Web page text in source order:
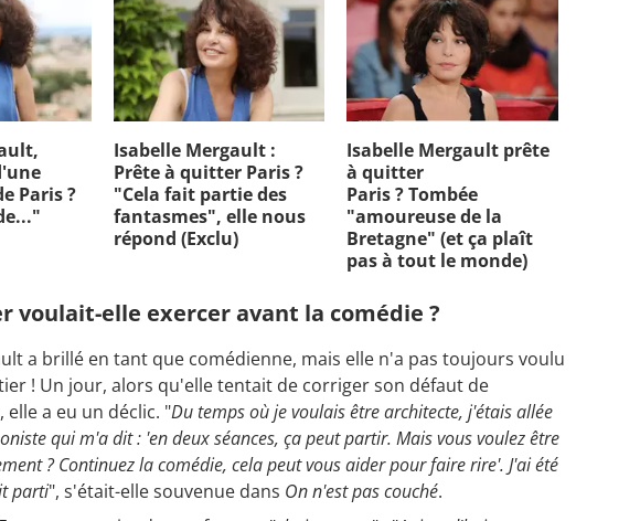
Paris ?
Isabelle Mergault :
Prête à quitter Paris ?
"Cela fait partie des
fantasmes", elle nous
répond (Exclu)
Isabelle Mergault prête
à quitter
Paris ? Tombée
"amoureuse de la
Bretagne" (et ça plaît
pas à tout le monde)
voulait-elle exercer avant la comédie ?
a brillé en tant que comédienne, mais elle n'a pas toujours voulu
! Un jour, alors qu'elle tentait de corriger son défaut de
a eu un déclic. "Du temps où je voulais être architecte, j'étais allée
qui m'a dit : 'en deux séances, ça peut partir. Mais vous voulez être
? Continuez la comédie, cela peut vous aider pour faire rire'. J'ai été
parti", s'était-elle souvenue dans On n'est pas couché.